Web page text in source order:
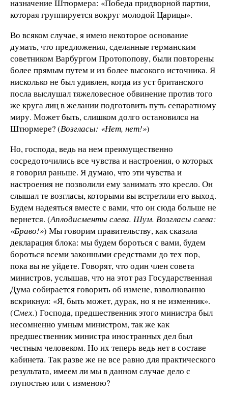
назначение Штюрмера: «Победа придворной партии,
которая группируется вокруг молодой Царицы».
Во всяком случае, я имею некоторое основание
думать, что предложения, сделанные германским
советником Варбургом Протопопову, были повторены
более прямым путем и из более высокого источника. Я
нисколько не был удивлен, когда из уст британского
посла выслушал тяжеловесное обвинение против того
же круга лиц в желании подготовить путь сепаратному
миру. Может быть, слишком долго остановился на
Штюрмере? (Возгласы: «Нет, нет!»)
Но, господа, ведь на нем преимущественно
сосредоточились все чувства и настроения, о которых
я говорил раньше. Я думаю, что эти чувства и
настроения не позволили ему занимать это кресло. Он
слышал те возгласы, которыми вы встретили его выход.
Будем надеяться вместе с вами, что он сюда больше не
вернется. (Аплодисменты слева. Шум. Возгласы слева:
«Браво!») Мы говорим правительству, как сказала
декларация блока: мы будем бороться с вами, будем
бороться всеми законными средствами до тех пор,
пока вы не уйдете. Говорят, что один член совета
министров, услышав, что на этот раз Государственная
Дума собирается говорить об измене, взволнованно
вскрикнул: «Я, быть может, дурак, но я не изменник».
(Смех.) Господа, предшественник этого министра был
несомненно умным министром, так же как
предшественник министра иностранных дел был
честным человеком. Но их теперь ведь нет в составе
кабинета. Так разве же не все равно для практического
результата, имеем ли мы в данном случае дело с
глупостью или с изменою?